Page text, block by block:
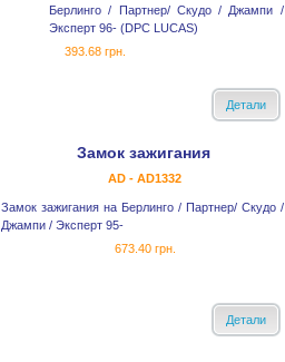
Берлинго / Партнер/ Скудо / Джампи /
Эксперт 96- (DPC LUCAS)
393.68 грн.
Детали
Замок зажигания
AD - AD1332
Замок зажигания на Берлинго / Партнер/ Скудо /
Джампи / Эксперт 95-
673.40 грн.
Детали